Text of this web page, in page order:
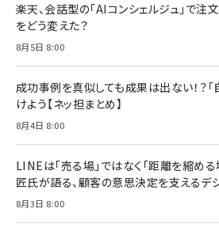
楽天、会話型の「AIコンシェルジュ」で注
をどう変えた？
8月5日 8:00
成功事例を真似しても成果は出ない！？
けよう【ネッ担まとめ】
8月4日 8:00
LINEは「売る場」ではなく「距離を縮める
匠氏が語る、顧客の意思決定を支えるデ
8月3日 8:00